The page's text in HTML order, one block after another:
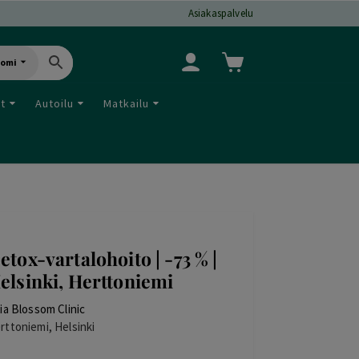
Asiakaspalvelu
Autoilu Matkailu
vartalohoito | -73 % |
Herttoniemi
Blossom Clinic
Helsinki